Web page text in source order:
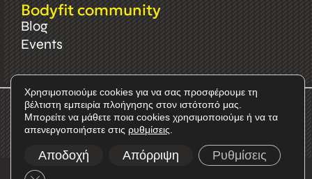
Bodyfit community
Blog
Events
© 2025 Bodyfit - Developed byCactus
Χρησιμοποιούμε cookies για να σας προσφέρουμε τη
βέλτιστη εμπειρία πλοήγησης στον ιστότοπό μας.
Μπορείτε να μάθετε ποια cookies χρησιμοποιούμε ή να τα
απενεργοποιήσετε στις ρυθμίσεις
Αποδοχή Απόρριψη Ρυθμίσεις